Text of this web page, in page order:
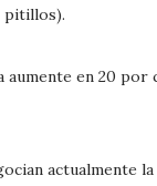
pitillos).
en 20
actualmente